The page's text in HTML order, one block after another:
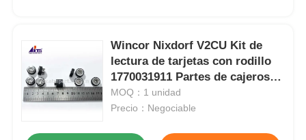
Wincor Nixdorf V2CU Kit de
lectura de tarjetas con rodillo
1770031911 Partes de cajeros
automáticos
MOQ：1 unidad
Precio：Negociable